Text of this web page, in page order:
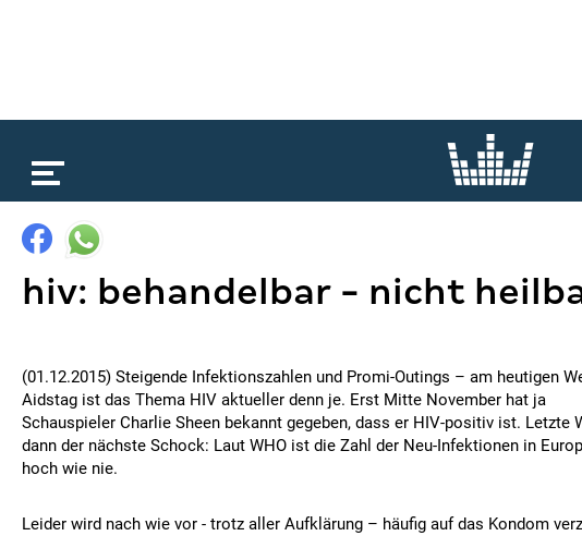
hiv: behandelbar - nicht
(01.12.2015) Steigende Infektionszahlen und Promi-Outings – am heutigen
Aidstag ist das Thema HIV aktueller denn je. Erst Mitte November hat ja
Schauspieler Charlie Sheen bekannt gegeben, dass er HIV-positiv ist. Letzte
dann der nächste Schock: Laut WHO ist die Zahl der Neu-Infektionen in
hoch wie nie.
Leider wird nach wie vor - trotz aller Aufklärung – häufig auf das Kondom